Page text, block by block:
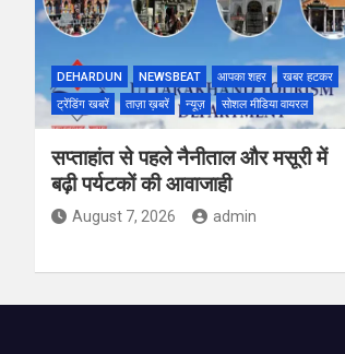
DEHARDUN NEWSBEAT आपका शहर
खबर हटकर
ट्रेंडिंग खबरें
ताज़ा ख़बरें न्यूज़ सोशल मीडिया वायरल
सप्ताहांत से पहले नैनीताल और मसूरी में
बढ़ी पर्यटकों की आवाजाही
August 7, 2026 admin